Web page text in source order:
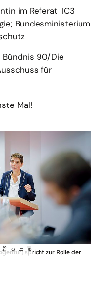
im Referat IIC3
Bundesministerium
Bündnis 90/Die
für
Mal!
l
spricht zur Rolle der